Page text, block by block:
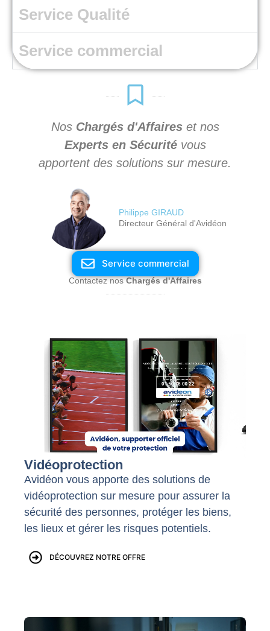
Service Qualité
Service commercial
Nos Chargés d'Affaireset nos
Experts en Sécuritévous
apportent des solutions sur mesure.
Philippe GIRAUD
Directeur Général d'Avidéon
Service commercial
Contactez nosChargés d'Affaires
Vidéoprotection
Avidéon vous apporte des solutions de
vidéoprotection sur mesure pour assurer la
sécurité des personnes, protéger les biens,
les lieux et gérer les risques potentiels.
DÉCOUVREZ NOTRE OFFRE